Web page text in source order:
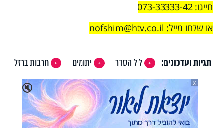
חייגו: 073-33333-42
או שלחו מייל: nofshim@htv.co.il
תגיות ועדכונים: ליל הסדר יתומים
חרבות ברזל
🔇
X